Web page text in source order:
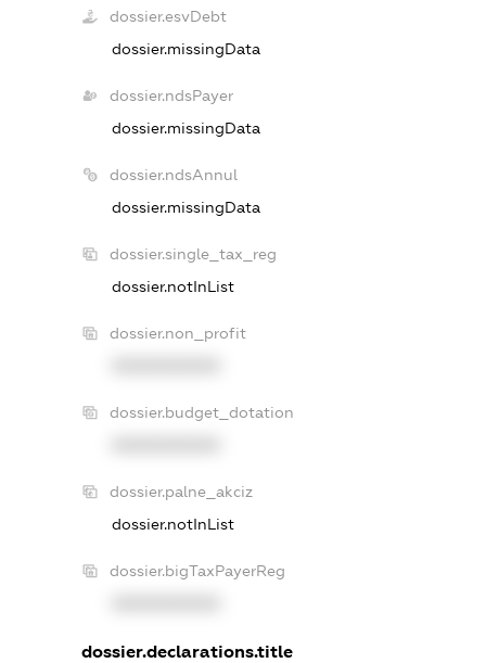
dossier.esvDebt
dossier.missingData
dossier.ndsPayer
dossier.missingData
dossier.ndsAnnul
dossier.missingData
dossier.single_tax_reg
dossier.notInList
dossier.non_profit
dossier.budget_dotation
dossier.palne_akciz
dossier.notInList
dossier.bigTaxPayerReg
dossier.declarations.title